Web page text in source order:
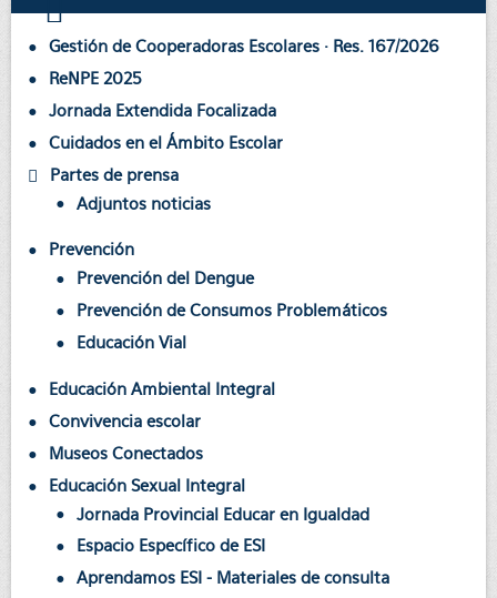
Gestión de Cooperadoras Escolares · Res. 167/2026
ReNPE 2025
Jornada Extendida Focalizada
Cuidados en el Ámbito Escolar
Partes de prensa
Adjuntos noticias
Prevención
Prevención del Dengue
Prevención de Consumos Problemáticos
Educación Vial
Educación Ambiental Integral
Convivencia escolar
Museos Conectados
Educación Sexual Integral
Jornada Provincial Educar en Igualdad
Espacio Específico de ESI
Aprendamos ESI - Materiales de consulta